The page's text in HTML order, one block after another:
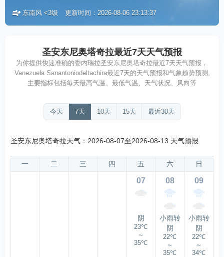
优
东南风 <3级 更新时间：2026-08-06 23:13:37
圣安东尼奥塔奇拉最近7天天气预报
为你提供快速准确的委内瑞拉圣安东尼奥塔奇拉最近7天天气预报，
Venezuela Sanantoniodeltachira最近7天的天气预报和气象趋势预测,
主要指标包括每天最高气温、最低气温、天气状况、风向等
今天 7天 10天 15天 最近30天
圣安东尼奥塔奇拉天气：2026-08-07至2026-08-13 天气预报
一 二 三 四 五 六 日
07
阴
23℃
～
35℃
08
小雨转
阴
22℃
～
35℃
09
小雨转
阴
22℃
～
34℃